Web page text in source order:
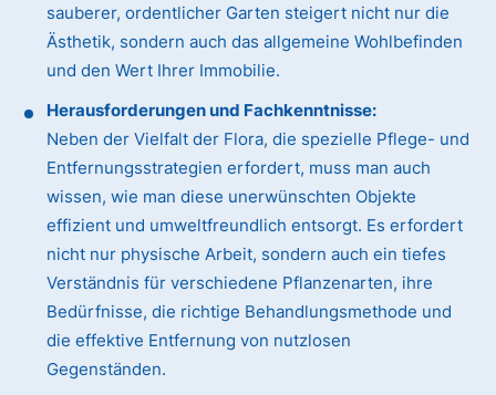
sauberer, ordentlicher Garten steigert nicht nur die
Ästhetik, sondern auch das allgemeine Wohlbefinden
und den Wert Ihrer Immobilie.
Herausforderungen und Fachkenntnisse:
Neben der Vielfalt der Flora, die spezielle Pflege- und
Entfernungsstrategien erfordert, muss man auch
wissen, wie man diese unerwünschten Objekte
effizient und umweltfreundlich entsorgt. Es erfordert
nicht nur physische Arbeit, sondern auch ein tiefes
Verständnis für verschiedene Pflanzenarten, ihre
Bedürfnisse, die richtige Behandlungsmethode und
die effektive Entfernung von nutzlosen
Gegenständen.